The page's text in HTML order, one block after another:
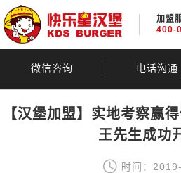
加盟
400-
微信咨询 电话沟通
【汉堡加盟】实地考察赢
王先生成功
时间：